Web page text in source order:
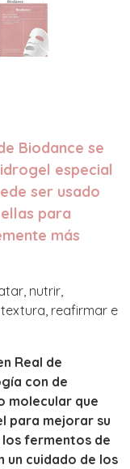
Biodance se
especial
ser usado
para
más
nutrir,
reafirmar e
Real de
con de
molecular que
para mejorar su
fermentos de
un cuidado de los